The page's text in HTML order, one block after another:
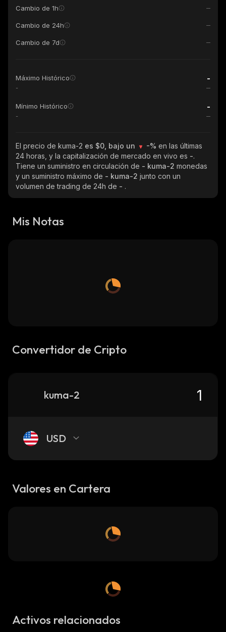
Cambio de 1h
Cambio de 24h
Cambio de 7d
Máximo Histórico -
-
Mínimo Histórico -
-
El precio de kuma-2 es $0, bajo un -% en las últimas
24 horas, y la capitalización de mercado en vivo es -.
Tiene un suministro en circulación de - kuma-2 monedas
y un suministro máximo de - kuma-2 junto con un
volumen de trading de 24h de - .
Mis Notas
Convertidor de Cripto
kuma-2
USD
Valores en Cartera
Activos relacionados